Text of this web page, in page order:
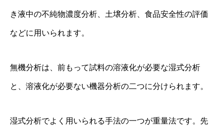
き液中の不純物濃度分析、土壌分析、食品安全性の評価
などに用いられます。
無機分析は、前もって試料の溶液化が必要な湿式分析
と、溶液化が必要ない機器分析の二つに分けられます。
湿式分析でよく用いられる手法の一つが重量法です。先